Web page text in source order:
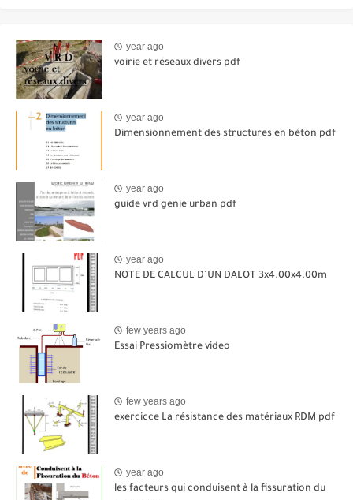
year ago
voirie et réseaux divers pdf
year ago
Dimensionnement des structures en béton pdf
year ago
guide vrd genie urban pdf
year ago
NOTE DE CALCUL D’UN DALOT 3x4.00x4.00m
few years ago
Essai Pressiomètre video
few years ago
exercicce La résistance des matériaux RDM pdf
year ago
les facteurs qui conduisent à la fissuration du